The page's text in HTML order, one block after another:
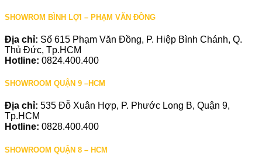
SHOWROM BÌNH LỢI – PHẠM VĂN ĐỒNG
Địa chỉ: Số 615 Phạm Văn Đồng, P. Hiệp Bình Chánh, Q.
Thủ Đức, Tp.HCM
Hotline: 0824.400.400
SHOWROOM QUẬN 9 –HCM
Địa chỉ: 535 Đỗ Xuân Hợp, P. Phước Long B, Quận 9,
Tp.HCM
Hotline: 0828.400.400
SHOWROOM QUẬN 8 – HCM